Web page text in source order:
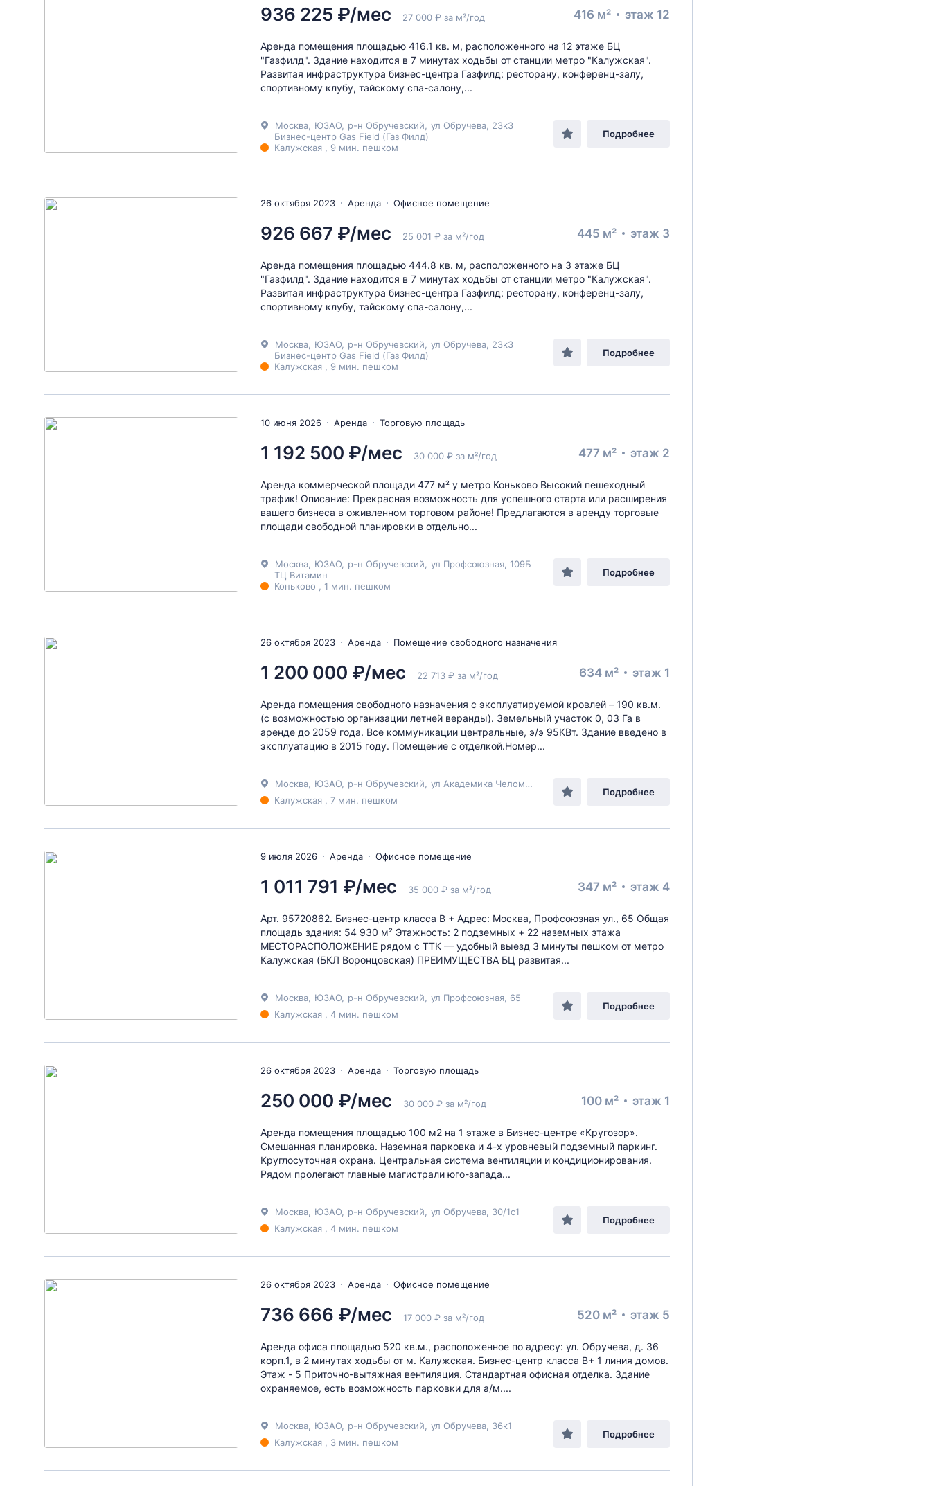
936 225 ₽/мес 27 000 ₽ за м²/год 416 м² этаж 12
Аренда помещения площадью 416.1 кв. м, расположенного на 12 этаже БЦ
"Газфилд". Здание находится в 7 минутах ходьбы от станции метро "Калужская".
Развитая инфраструктура бизнес-центра Газфилд: ресторану, конференц-залу,
спортивному клубу, тайскому спа-салону,...
Москва ЮЗАО р-н Обручевский ул Обручева , 23к3
Бизнес-центр Gas Field (Газ Филд)
Калужская , 9 мин. пешком
Подробнее
26 октября 2023 Аренда Офисное помещение
926 667 ₽/мес 25 001 ₽ за м²/год 445 м² этаж 3
Аренда помещения площадью 444.8 кв. м, расположенного на 3 этаже БЦ
"Газфилд". Здание находится в 7 минутах ходьбы от станции метро "Калужская".
Развитая инфраструктура бизнес-центра Газфилд: ресторану, конференц-залу,
спортивному клубу, тайскому спа-салону,...
Москва ЮЗАО р-н Обручевский ул Обручева , 23к3
Бизнес-центр Gas Field (Газ Филд)
Калужская , 9 мин. пешком
Подробнее
10 июня 2026 Аренда Торговую площадь
1 192 500 ₽/мес 30 000 ₽ за м²/год 477 м² этаж 2
Аренда коммерческой площади 477 м² у метро Коньково Высокий пешеходный
трафик! Описание: Прекрасная возможность для успешного старта или расширения
вашего бизнеса в оживленном торговом районе! Предлагаются в аренду торговые
площади свободной планировки в отдельно...
Москва ЮЗАО р-н Обручевский ул Профсоюзная , 109Б
ТЦ Витамин
Коньково , 1 мин. пешком
Подробнее
26 октября 2023 Аренда Помещение свободного назначения
1 200 000 ₽/мес 22 713 ₽ за м²/год 634 м² этаж 1
Аренда помещения свободного назначения с эксплуатируемой кровлей – 190 кв.м.
(с возможностью организации летней веранды). Земельный участок 0, 03 Га в
аренде до 2059 года. Все коммуникации центральные, э/э 95КВт. Здание введено в
эксплуатацию в 2015 году. Помещение с отделкой.Номер...
Москва ЮЗАО р-н Обручевский ул Академика Челомея
Калужская , 7 мин. пешком
Подробнее
9 июля 2026 Аренда Офисное помещение
1 011 791 ₽/мес 35 000 ₽ за м²/год 347 м² этаж 4
Арт. 95720862. Бизнес-центр класса В + Адрес: Москва, Профсоюзная ул., 65 Общая
площадь здания: 54 930 м² Этажность: 2 подземных + 22 наземных этажа
МЕСТОРАСПОЛОЖЕНИЕ рядом с ТТК — удобный выезд 3 минуты пешком от метро
Калужская (БКЛ Воронцовская) ПРЕИМУЩЕСТВА БЦ развитая...
Москва ЮЗАО р-н Обручевский ул Профсоюзная , 65
Калужская , 4 мин. пешком
Подробнее
26 октября 2023 Аренда Торговую площадь
250 000 ₽/мес 30 000 ₽ за м²/год 100 м² этаж 1
Аренда помещения площадью 100 м2 на 1 этаже в Бизнес-центре «Кругозор».
Смешанная планировка. Наземная парковка и 4-х уровневый подземный паркинг.
Круглосуточная охрана. Центральная система вентиляции и кондиционирования.
Рядом пролегают главные магистрали юго-запада...
Москва ЮЗАО р-н Обручевский ул Обручева , 30/1c1
Калужская , 4 мин. пешком
Подробнее
26 октября 2023 Аренда Офисное помещение
736 666 ₽/мес 17 000 ₽ за м²/год 520 м² этаж 5
Аренда офиса площадью 520 кв.м., расположенное по адресу: ул. Обручева, д. 36
корп.1, в 2 минутах ходьбы от м. Калужская. Бизнес-центр класса B+ 1 линия домов.
Этаж - 5 Приточно-вытяжная вентиляция. Стандартная офисная отделка. Здание
охраняемое, есть возможность парковки для а/м....
Москва ЮЗАО р-н Обручевский ул Обручева , 36к1
Калужская , 3 мин. пешком
Подробнее